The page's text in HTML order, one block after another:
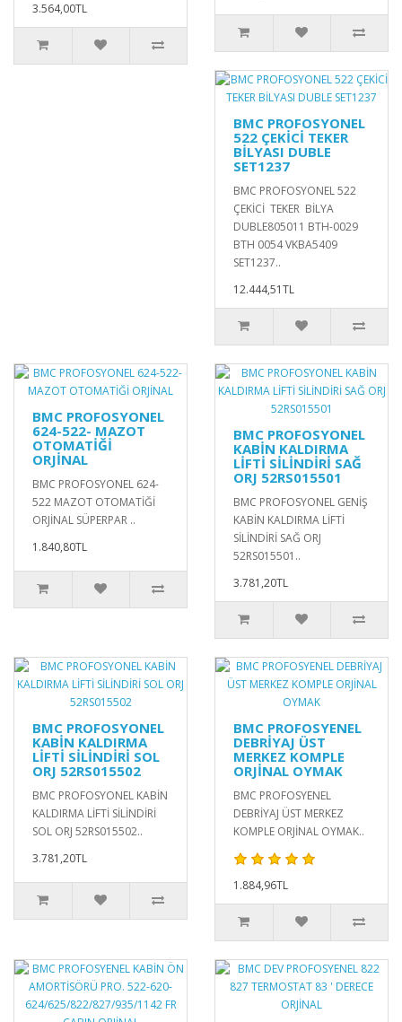
3.564,00TL
BMC PROFOSYONEL
522 ÇEKİCİ TEKER
BİLYASI DUBLE
SET1237
BMC PROFOSYONEL 522
ÇEKİCİ TEKER BİLYA
DUBLE805011 BTH-0029
BTH 0054 VKBA5409
SET1237..
12.444,51TL
BMC PROFOSYONEL
624-522- MAZOT
OTOMATİĞİ
ORJİNAL
BMC PROFOSYONEL 624-
522 MAZOT OTOMATİĞİ
ORJİNAL SÜPERPAR ..
1.840,80TL
BMC PROFOSYONEL
KABİN KALDIRMA
LİFTİ SİLİNDİRİ SAĞ
ORJ 52RS015501
BMC PROFOSYONEL GENİŞ
KABİN KALDIRMA LİFTİ
SİLİNDİRİ SAĞ ORJ
52RS015501..
3.781,20TL
BMC PROFOSYONEL
KABİN KALDIRMA
LİFTİ SİLİNDİRİ SOL
ORJ 52RS015502
BMC PROFOSYONEL KABİN
KALDIRMA LİFTİ SİLİNDİRİ
SOL ORJ 52RS015502..
3.781,20TL
BMC PROFOSYENEL
DEBRİYAJ ÜST
MERKEZ KOMPLE
ORJİNAL OYMAK
BMC PROFOSYENEL
DEBRİYAJ ÜST MERKEZ
KOMPLE ORJİNAL OYMAK..
1.884,96TL